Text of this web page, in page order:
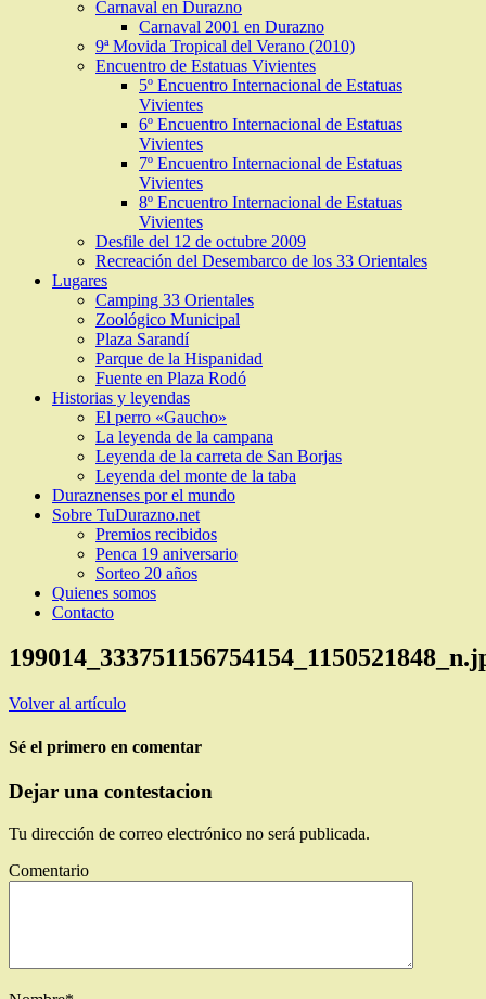
Carnaval en Durazno
Carnaval 2001 en Durazno
9ª Movida Tropical del Verano (2010)
Encuentro de Estatuas Vivientes
5º Encuentro Internacional de Estatuas
Vivientes
6º Encuentro Internacional de Estatuas
Vivientes
7º Encuentro Internacional de Estatuas
Vivientes
8º Encuentro Internacional de Estatuas
Vivientes
Desfile del 12 de octubre 2009
Recreación del Desembarco de los 33 Orientales
Lugares
Camping 33 Orientales
Zoológico Municipal
Plaza Sarandí
Parque de la Hispanidad
Fuente en Plaza Rodó
Historias y leyendas
El perro «Gaucho»
La leyenda de la campana
Leyenda de la carreta de San Borjas
Leyenda del monte de la taba
Duraznenses por el mundo
Sobre TuDurazno.net
Premios recibidos
Penca 19 aniversario
Sorteo 20 años
Quienes somos
Contacto
Volver al artículo
Sé el primero en comentar
Dejar una contestacion
Tu dirección de correo electrónico no será publicada.
Comentario